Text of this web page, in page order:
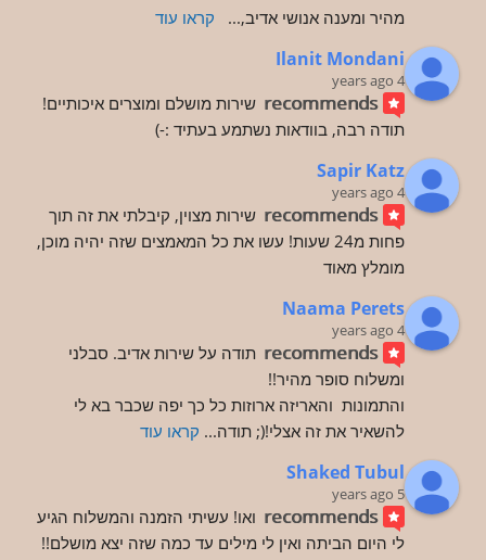
מהיר ומענה אנושי אדיב,... קראו עוד
Ilanit Mondani
4 years ago
recommends
תודה רבה, בוודאות נשתמע בעתיד :-)
Sapir Katz
4 years ago
recommends
מומלץ מאוד
Naama Perets
4 years ago
recommends
ומשלוח סופר מהיר!!
להשאיר את זה אצלי!(; תודה... קראו עוד
Shaked Tubul
5 years ago
recommends